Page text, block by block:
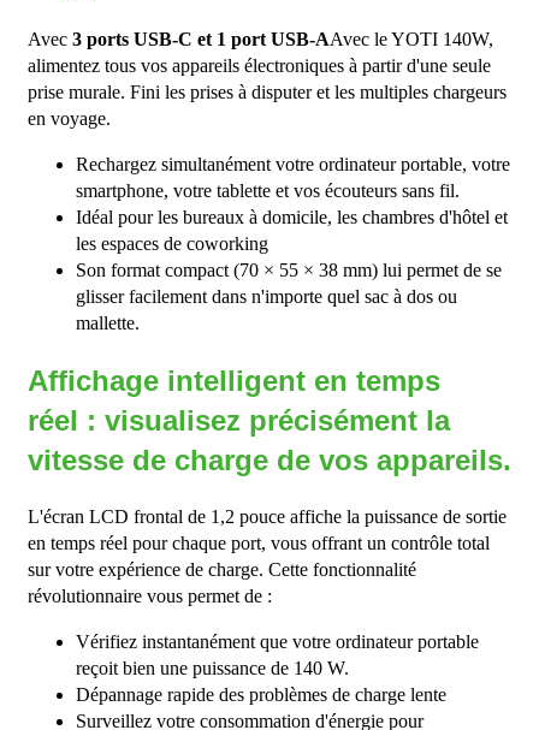
Avec 3 ports USB-C et 1 port USB-AAvec le YOTI 140W,
alimentez tous vos appareils électroniques à partir d'une seule
prise murale. Fini les prises à disputer et les multiples chargeurs
en voyage.
Rechargez simultanément votre ordinateur portable, votre
smartphone, votre tablette et vos écouteurs sans fil.
Idéal pour les bureaux à domicile, les chambres d'hôtel et
les espaces de coworking
Son format compact (70 × 55 × 38 mm) lui permet de se
glisser facilement dans n'importe quel sac à dos ou
mallette.
Affichage intelligent en temps
réel : visualisez précisément la
vitesse de charge de vos appareils.
L'écran LCD frontal de 1,2 pouce affiche la puissance de sortie
en temps réel pour chaque port, vous offrant un contrôle total
sur votre expérience de charge. Cette fonctionnalité
révolutionnaire vous permet de :
Vérifiez instantanément que votre ordinateur portable
reçoit bien une puissance de 140 W.
Dépannage rapide des problèmes de charge lente
Surveillez votre consommation d'énergie pour